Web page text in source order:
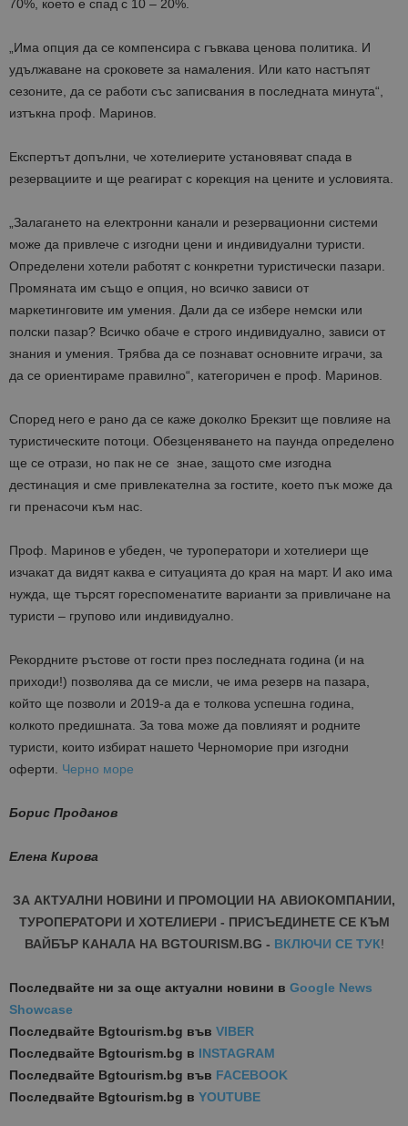
70%, което е спад с 10 – 20%.
„Има опция да се компенсира с гъвкава ценова политика. И
удължаване на сроковете за намаления. Или като настъпят
сезоните, да се работи със записвания в последната минута“,
изтъкна проф. Маринов.
Експертът допълни, че хотелиерите установяват спада в
резервациите и ще реагират с корекция на цените и условията.
„Залагането на електронни канали и резервационни системи
може да привлече с изгодни цени и индивидуални туристи.
Определени хотели работят с конкретни туристически пазари.
Промяната им също е опция, но всичко зависи от
маркетинговите им умения. Дали да се избере немски или
полски пазар? Всичко обаче е строго индивидуално, зависи от
знания и умения. Трябва да се познават основните играчи, за
да се ориентираме правилно“, категоричен е проф. Маринов.
Според него е рано да се каже доколко Брекзит ще повлияе на
туристическите потоци. Обезценяването на паунда определено
ще се отрази, но пак не се знае, защото сме изгодна
дестинация и сме привлекателна за гостите, което пък може да
ги пренасочи към нас.
Проф. Маринов е убеден, че туроператори и хотелиери ще
изчакат да видят каква е ситуацията до края на март. И ако има
нужда, ще търсят гореспоменатите варианти за привличане на
туристи – групово или индивидуално.
Рекордните ръстове от гости през последната година (и на
приходи!) позволява да се мисли, че има резерв на пазара,
който ще позволи и 2019-а да е толкова успешна година,
колкото предишната. За това може да повлияят и родните
туристи, които избират нашето Черноморие при изгодни
оферти. Черно море
Борис Проданов
Елена Кирова
ЗА АКТУАЛНИ НОВИНИ И ПРОМОЦИИ НА АВИОКОМПАНИИ,
ТУРОПЕРАТОРИ И ХОТЕЛИЕРИ - ПРИСЪЕДИНЕТЕ СЕ КЪМ
ВАЙБЪР КАНАЛА НА BGTOURISM.BG - ВКЛЮЧИ СЕ ТУК!
Последвайте ни за още актуални новини в Google News
Showcase
Последвайте Bgtourism.bg във VIBER
Последвайте Bgtourism.bg в INSTAGRAM
Последвайте Bgtourism.bg във FACEBOOK
Последвайте Bgtourism.bg в YOUTUBE